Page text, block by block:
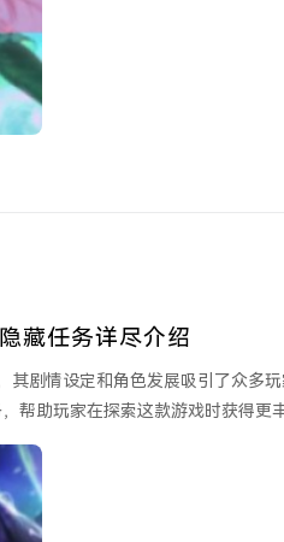
藏任务详尽介绍
其剧情设定和角色发展吸引了众多
在探索这款游戏时获得更丰富的体验。